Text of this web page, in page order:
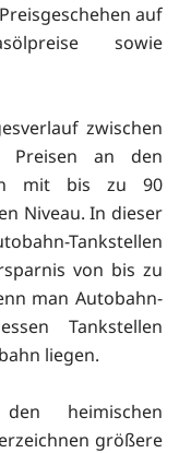
auf
sowie
zwischen
Preisen an den
mit bis zu 90
Niveau. In dieser
Tankstellen
von bis zu
man Autobahn-
Tankstellen
liegen.
heimischen
größere